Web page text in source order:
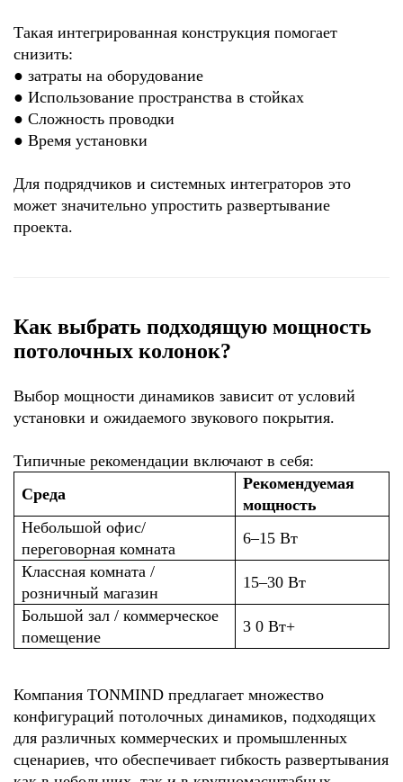
Такая интегрированная конструкция помогает
снизить:
● затраты на оборудование
● Использование пространства в стойках
● Сложность проводки
● Время установки
Для подрядчиков и системных интеграторов это
может значительно упростить развертывание
проекта.
Как выбрать подходящую мощность
потолочных колонок?
Выбор мощности динамиков зависит от условий
установки и ожидаемого звукового покрытия.
Типичные рекомендации включают в себя:
Среда
Рекомендуемая
мощность
Небольшой офис/
переговорная комната
6–15 Вт
Классная комната /
розничный магазин
15–30 Вт
Большой зал / коммерческое
помещение
3 0 Вт+
Компания TONMIND предлагает множество
конфигураций потолочных динамиков, подходящих
для различных коммерческих и промышленных
сценариев, что обеспечивает гибкость развертывания